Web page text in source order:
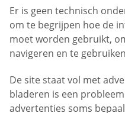
Er is geen technisch
om te begrijpen hoe de
moet worden gebruikt,
navigeren en te
De site staat vol met
bladeren is een
advertenties soms